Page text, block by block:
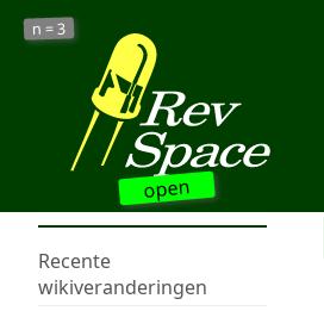
open
n =3
Recente
wikiveranderingen